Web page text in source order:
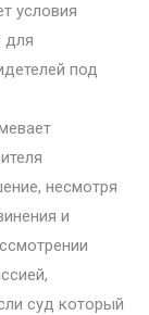
условия
для
под
несмотря
и
суд который